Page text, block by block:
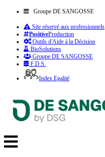
Groupe DE SANGOSSE
Site réservé aux professionnels
PositiveProduction
Outils d'Aide à la Décision
BioSolutions
Groupe DE SANGOSSE
F.D.S.
Index Egalité